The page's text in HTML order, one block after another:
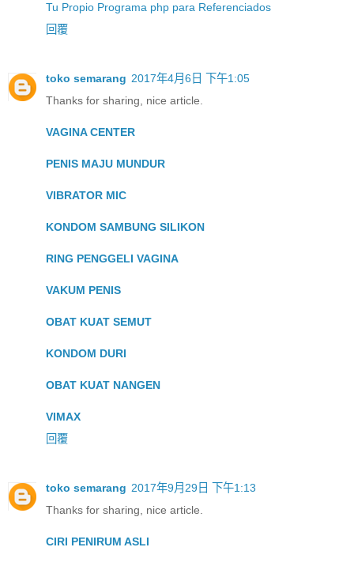
Tu Propio Programa php para Referenciados
回覆
toko semarang 2017年4月6日 下午1:05
Thanks for sharing, nice article.
VAGINA CENTER
PENIS MAJU MUNDUR
VIBRATOR MIC
KONDOM SAMBUNG SILIKON
RING PENGGELI VAGINA
VAKUM PENIS
OBAT KUAT SEMUT
KONDOM DURI
OBAT KUAT NANGEN
VIMAX
回覆
toko semarang 2017年9月29日 下午1:13
Thanks for sharing, nice article.
CIRI PENIRUM ASLI